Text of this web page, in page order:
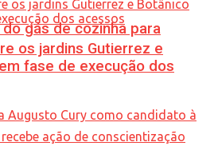
gás de cozinha para
os jardins Gutierrez e
fase de execução dos